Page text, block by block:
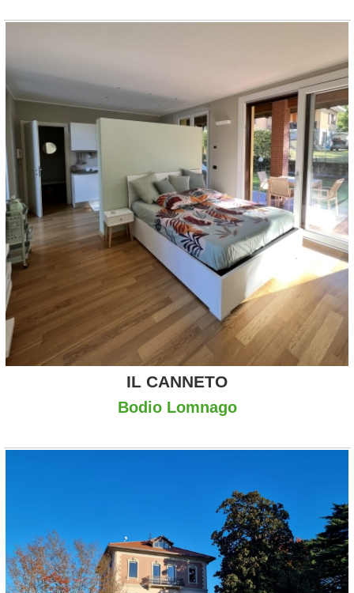
IL CANNETO
Bodio Lomnago